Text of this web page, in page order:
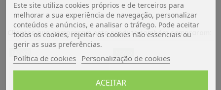
Clientes que compraram este produto também compraram:
Este site utiliza cookies próprios e de terceiros para
melhorar a sua experiência de navegação, personalizar
conteúdos e anúncios, e analisar o tráfego. Pode aceitar
todos os cookies, rejeitar os cookies não essenciais ou
gerir as suas preferências.
Política de cookies Personalização de cookies
ACEITAR